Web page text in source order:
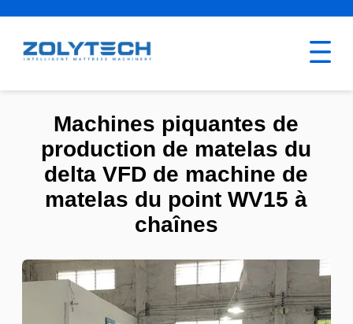
Machines piquantes de
production de matelas du
delta VFD de machine de
matelas du point WV15 à
chaînes